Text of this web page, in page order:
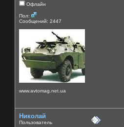
Офлайн
Пол:
Сообщений: 2447
www.avtomag.net.ua
Николай
Пользователь